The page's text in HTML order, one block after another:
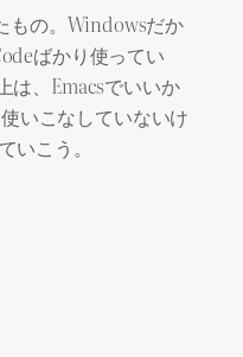
もの。Windowsだか
ばかり使ってい
は、Emacsでいいか
いこなしていないけ
いこう。